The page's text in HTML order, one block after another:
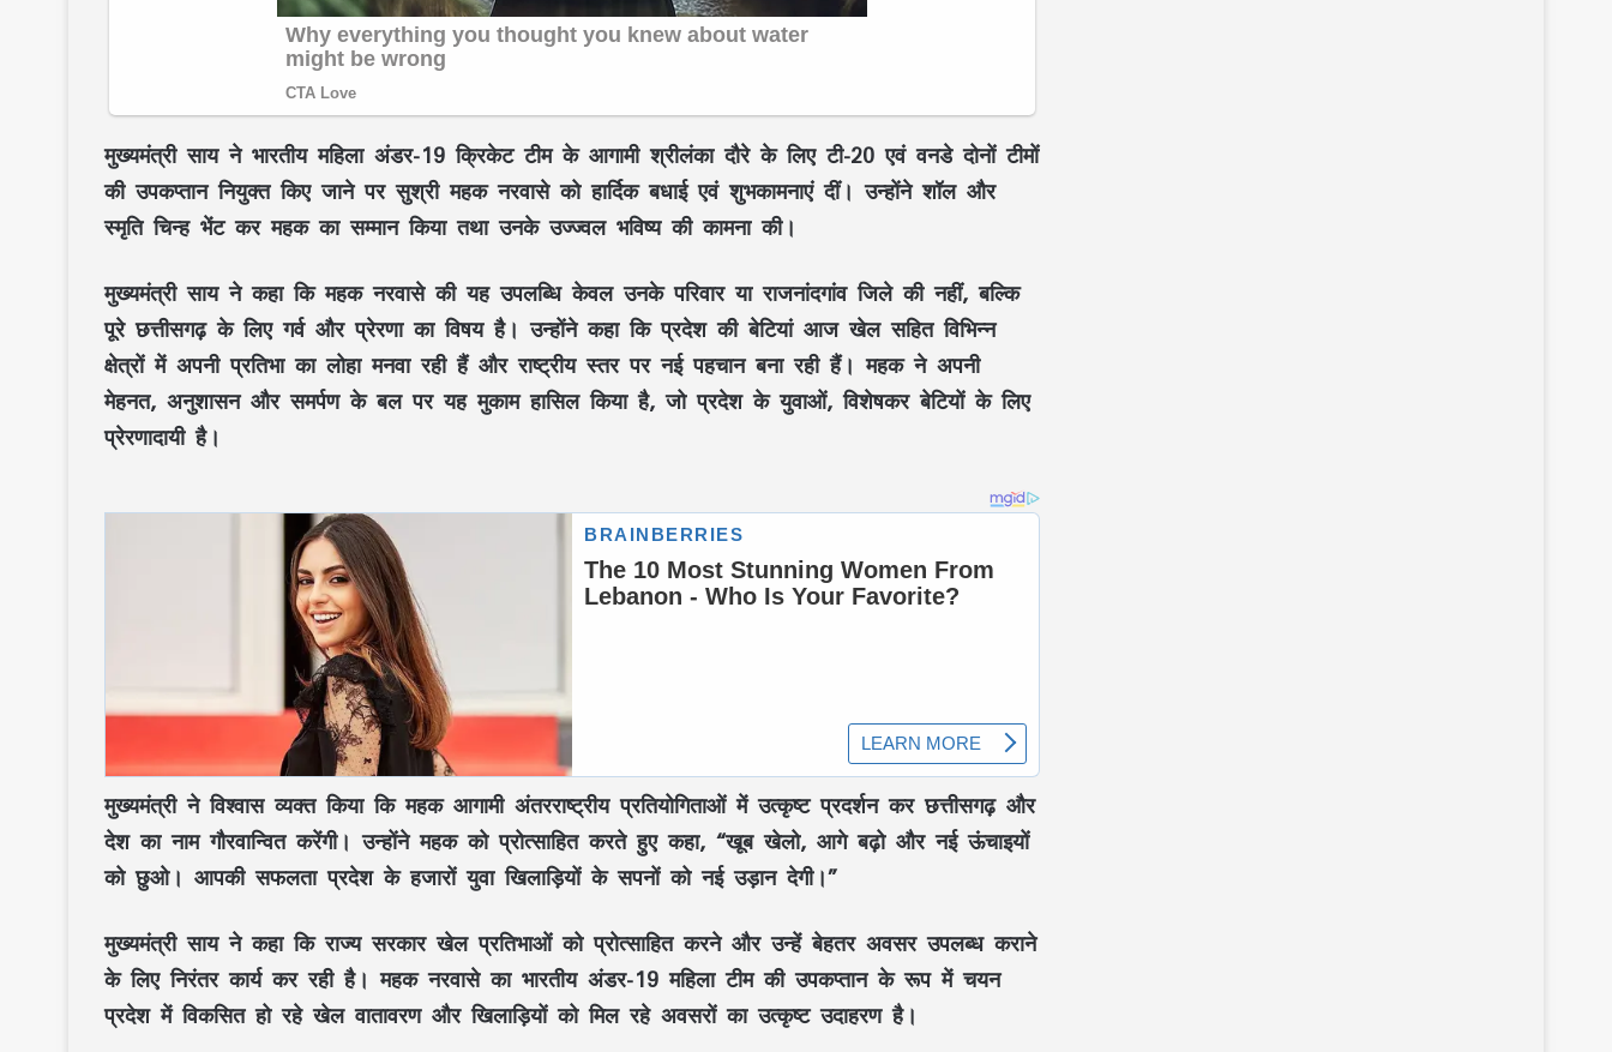
मुख्यमंत्री साय नेभारतीय महिला अंडर-19 क्रिकेट टीमके आगामीश्रीलंका दौरेके लिए टी-20 एवं वनडे दोनों टीमों
कीउपकप्तान नियुक्तकिए जाने पर सुश्रीमहक नरवासेको हार्दिक बधाई एवं शुभकामनाएं दीं। उन्होंने शॉल और
स्मृति चिन्ह भेंट कर महक का सम्मान किया तथा उनके उज्ज्वल भविष्य की कामना की।
मुख्यमंत्री साय ने कहा कि महक नरवासे की यह उपलब्धि केवल उनके परिवार याराजनांदगांव जिलेकी नहीं, बल्कि
पूरेछत्तीसगढ़के लिए गर्व और प्रेरणा का विषय है। उन्होंने कहा कि प्रदेश की बेटियां आज खेल सहित विभिन्न
क्षेत्रों में अपनी प्रतिभा का लोहा मनवा रही हैं और राष्ट्रीय स्तर पर नई पहचान बना रही हैं। महक ने अपनी
मेहनत, अनुशासन और समर्पण के बल पर यह मुकाम हासिल किया है, जो प्रदेश के युवाओं, विशेषकर बेटियों के लिए
प्रेरणादायी है।
मुख्यमंत्री ने विश्वास व्यक्त किया कि महक आगामी अंतरराष्ट्रीय प्रतियोगिताओं में उत्कृष्ट प्रदर्शन कर छत्तीसगढ़ और
देश का नाम गौरवान्वित करेंगी। उन्होंने महक को प्रोत्साहित करते हुए कहा, “खूब खेलो, आगे बढ़ो और नई ऊंचाइयों
को छुओ। आपकी सफलता प्रदेश के हजारों युवा खिलाड़ियों के सपनों को नई उड़ान देगी।”
मुख्यमंत्री साय ने कहा कि राज्य सरकार खेल प्रतिभाओं को प्रोत्साहित करने और उन्हें बेहतर अवसर उपलब्ध कराने
के लिए निरंतर कार्य कर रही है। महक नरवासे का भारतीय अंडर-19 महिला टीम की उपकप्तान के रूप में चयन
प्रदेश में विकसित हो रहे खेल वातावरण और खिलाड़ियों को मिल रहे अवसरों का उत्कृष्ट उदाहरण है।
जन्मभूमि से प्रत्याशी पवन पांडे ने खोला मोर्चा
रायपुर में ANTF की बड़ी कार्रवाई : 2.961